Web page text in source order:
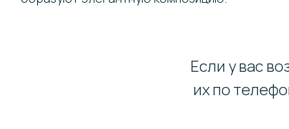
Если у вас
их по